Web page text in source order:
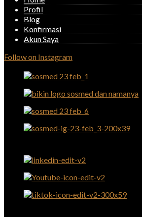
Profil
Blog
Konfirmasi
Akun Saya
Follow on Instagram